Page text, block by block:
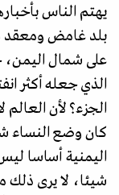
يهتم الناس
بلد غامض ومعقد
على شمال
الذي جعله أكثر
الجزء؟ لأن
كان وضع النساء
اليمنية أساسا
شيئا، لا يرى ذلك